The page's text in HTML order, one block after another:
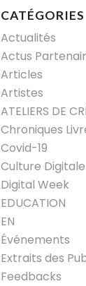
CATÉGORIES
Actualités
Actus
Articles
Artistes
ATELIERS DE
Chroniques
Covid-19
Culture Digitale
Digital Week
EDUCATION
EN
Événements
Extraits des
Feedbacks